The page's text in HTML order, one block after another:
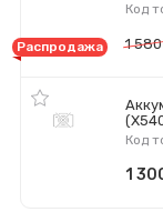
Код
Распродажа 1
Код
1